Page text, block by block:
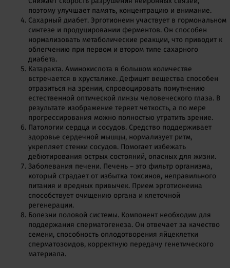
поэтому улучшает память, концентрацию и внимание.
Сахарный диабет. Эрготионеин участвует в гормональном
синтезе и продуцировании ферментов. Он способен
нормализовать метаболические реакции, что приводит к
облегчению при первом и втором типе сахарного
диабета.
Катаракта. Аминокислота в большом количестве
встречается в хрусталике. Дефицит вещества способен
отразиться на зрении, спровоцировать помутнению
естественной оптической линзы человеческого глаза. В
результате изображение теряет четкость, а по мере
прогрессирования можно полностью утратить зрение.
Патологии сердца и сосудов. Средство поддерживает
здоровье сердечной мышцы, нормализует ритм,
укрепляет стенки сосудов. Помогает избежать
дебютирования острых состояний, опасных для жизни.
Заболевания печени. Печень – это фильтр организма,
который страдает от избытка токсинов, неправильного
питания и вредных привычек. Прием эрготионеина
способствует очищению органа и клеточной
регенерации.
Болезни половой системы. Компонент необходим для
поддержания сперматогенеза. Он отвечает за качество
семени, способность оплодотворения яйцеклетки
сперматозоидов, корректную передачу генетического
материала.